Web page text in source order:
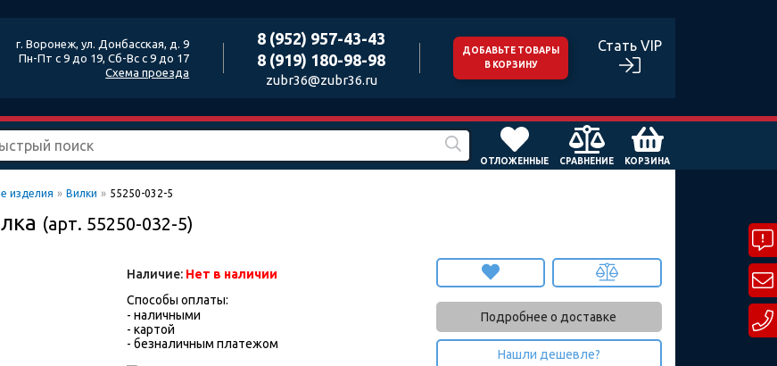
г. Воронеж, ул. Донбасская, д. 9
Пн-Пт с 9 до 19, Сб-Вс с 9 до 17
Схема проезда
8 (952) 957-43-43
8 (919) 180-98-98
zubr36@zubr36.ru
ДОБАВЬТЕ ТОВАРЫ
В КОРЗИНУ
Стать VIP
ОТЛОЖЕННЫЕ СРАВНЕНИЕ КОРЗИНА
изделия » Вилки » 55250-032-5
(арт. 55250-032-5)
Наличие: Нет в наличии
Способы оплаты:
- наличными
- картой
- безналичным платежом
Подробнее о доставке
Нашли дешевле?